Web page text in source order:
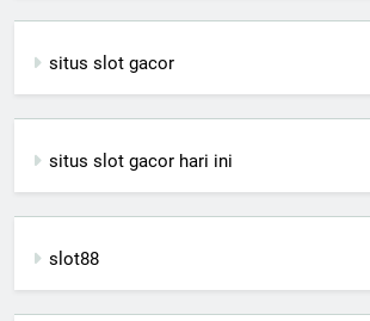
situs slot gacor
situs slot gacor hari ini
slot88